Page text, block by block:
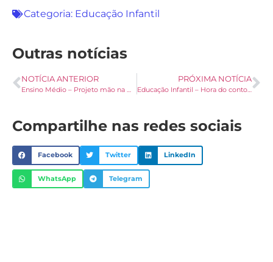
Categoria: Educação Infantil
Outras notícias
NOTÍCIA ANTERIOR
Ensino Médio – Projeto mão na massa, jovens palotinos
PRÓXIMA NOTÍCIA
Educação Infantil – Hora do conto “Um amor de família – Ziraldo Alves”
Compartilhe nas redes sociais
Facebook Twitter LinkedIn
WhatsApp Telegram